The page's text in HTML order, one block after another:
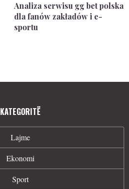
Analiza serwisu gg bet polska
dla fanów zakładów i e-
sportu
KATEGORITË
Lajme
Ekonomi
Sport